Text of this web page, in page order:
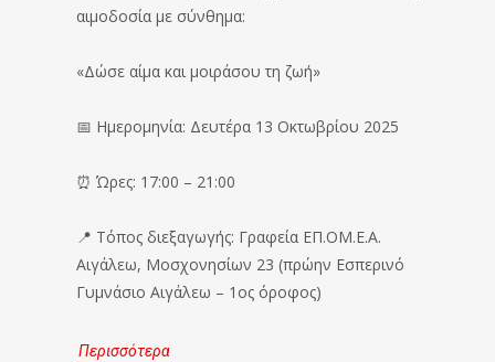
αιμοδοσία με σύνθημα:
«Δώσε αίμα και μοιράσου τη ζωή»
📅 Ημερομηνία: Δευτέρα 13 Οκτωβρίου 2025
⏰ Ώρες: 17:00 – 21:00
📍 Τόπος διεξαγωγής: Γραφεία ΕΠ.ΟΜ.Ε.Α.
Αιγάλεω, Μοσχονησίων 23 (πρώην Εσπερινό
Γυμνάσιο Αιγάλεω – 1ος όροφος)
Περισσότερα